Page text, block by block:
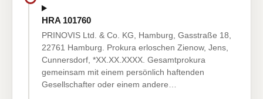
HRA 101760
PRINOVIS Ltd. & Co. KG, Hamburg, Gasstraße 18,
22761 Hamburg. Prokura erloschen Zienow, Jens,
Cunnersdorf, *XX.XX.XXXX. Gesamtprokura
gemeinsam mit einem persönlich haftenden
Gesellschafter oder einem andere…